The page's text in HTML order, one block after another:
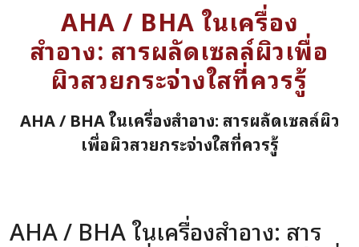
AHA / BHA ในเครื่อง
สำอาง: สารผลัดเซลล์ผิวเพื่อ
ผิวสวยกระจ่างใสที่ควรรู้
AHA / BHA ในเครื่องสำอาง: สารผลัดเซลล์ผิว
เพื่อผิวสวยกระจ่างใสที่ควรรู้
AHA / BHA ในเครื่องสำอาง: สาร